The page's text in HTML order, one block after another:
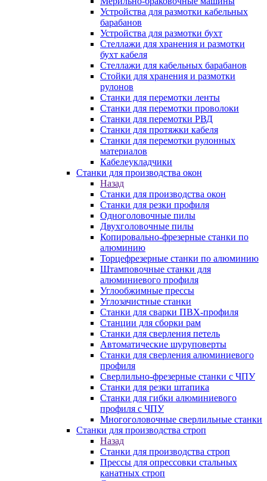
Устройства для размотки кабельных
барабанов
Устройства для размотки бухт
Стеллажи для хранения и размотки
бухт кабеля
Стеллажи для кабельных барабанов
Стойки для хранения и размотки
рулонов
Станки для перемотки ленты
Станки для перемотки проволоки
Станки для перемотки РВД
Станки для протяжки кабеля
Станки для перемотки рулонных
материалов
Кабелеукладчики
Станки для производства окон
Назад
Станки для производства окон
Станки для резки профиля
Одноголовочные пилы
Двухголовочные пилы
Копировально-фрезерные станки по
алюминию
Торцефрезерные станки по алюминию
Штамповочные станки для
алюминиевого профиля
Углообжимные прессы
Углозачистные станки
Станки для сварки ПВХ-профиля
Станции для сборки рам
Станки для сверления петель
Автоматические шуруповерты
Станки для сверления алюминиевого
профиля
Сверлильно-фрезерные станки с ЧПУ
Станки для резки штапика
Станки для гибки алюминиевого
профиля с ЧПУ
Многоголовочные сверлильные станки
Станки для производства строп
Назад
Станки для производства строп
Прессы для опрессовки стальных
канатных строп